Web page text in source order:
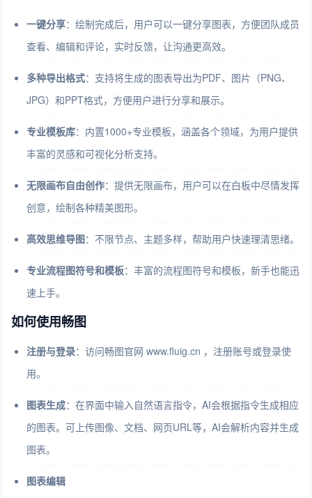
一键分享：绘制完成后，用户可以一键分享图表，方便团队成员
查看、编辑和评论，实时反馈，让沟通更高效。
多种导出格式：支持将生成的图表导出为PDF、图片（PNG、
JPG）和PPT格式，方便用户进行分享和展示。
专业模板库：内置1000+专业模板，涵盖各个领域，为用户提供
丰富的灵感和可视化分析支持。
无限画布自由创作：提供无限画布，用户可以在白板中尽情发挥
创意，绘制各种精美图形。
高效思维导图：不限节点、主题多样，帮助用户快速理清思绪。
专业流程图符号和模板：丰富的流程图符号和模板，新手也能迅
速上手。
如何使用畅图
注册与登录：访问畅图官网 www.fluig.cn ，注册账号或登录使
用。
图表生成：在界面中输入自然语言指令，AI会根据指令生成相应
的图表。可上传图像、文档、网页URL等，AI会解析内容并生成
图表。
图表编辑